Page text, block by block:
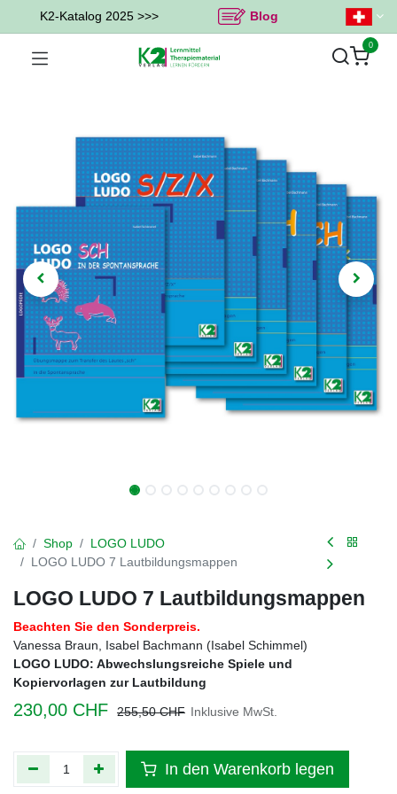
K2-Katalog 2025 >>> Blog
0
Shop
LOGO LUDO
LOGO LUDO 7 Lautbildungsmappen
LOGO LUDO 7 Lautbildungsmappen
Beachten Sie den Sonderpreis.
Vanessa Braun, Isabel Bachmann (Isabel Schimmel)
LOGO LUDO: Abwechslungsreiche Spiele und
Kopiervorlagen zur Lautbildung
230,00 CHF 255,50CHF Inklusive MwSt.
In den Warenkorb legen